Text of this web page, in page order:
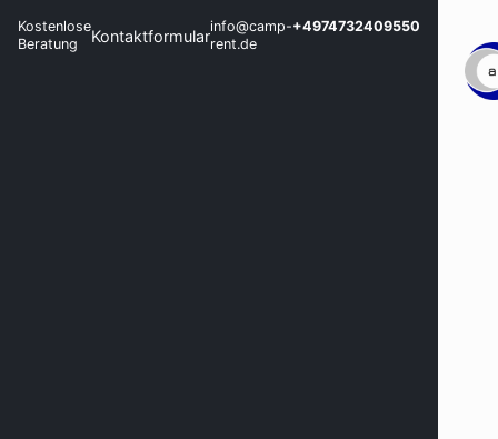
Kostenlose
Beratung
Kontaktformularinfo@camp-
rent.de
+4974732409550